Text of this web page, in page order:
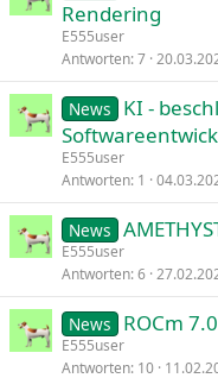
Rendering
E555user
Antworten 7
News
KI -
E555user
Antworten 1
News
E555user
Antworten 6
News ROCm 7.0
E555user
Antworten 10